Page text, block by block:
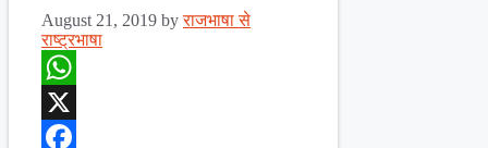
August 21, 2019 byराजभाषा से
राष्ट्रभाषा
WhatsApp
X